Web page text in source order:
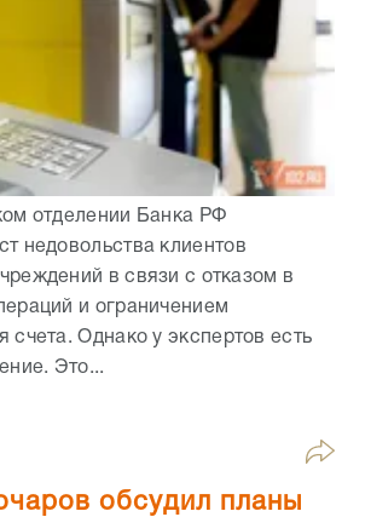
отделении Банка РФ
недовольства клиентов
в связи с отказом в
и ограничением
счета. Однако у экспертов есть
Это...
обсудил планы